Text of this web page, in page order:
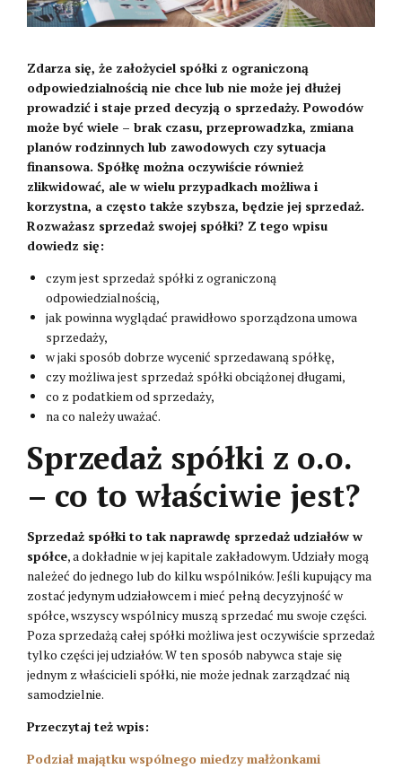
Zdarza się, że założyciel spółki z ograniczoną
odpowiedzialnością nie chce lub nie może jej dłużej
prowadzić i staje przed decyzją o sprzedaży. Powodów
może być wiele – brak czasu, przeprowadzka, zmiana
planów rodzinnych lub zawodowych czy sytuacja
finansowa. Spółkę można oczywiście również
zlikwidować, ale w wielu przypadkach możliwa i
korzystna, a często także szybsza, będzie jej sprzedaż.
Rozważasz sprzedaż swojej spółki? Z tego wpisu
dowiedz się:
czym jest sprzedaż spółki z ograniczoną
odpowiedzialnością,
jak powinna wyglądać prawidłowo sporządzona umowa
sprzedaży,
w jaki sposób dobrze wycenić sprzedawaną spółkę,
czy możliwa jest sprzedaż spółki obciążonej długami,
co z podatkiem od sprzedaży,
na co należy uważać.
Sprzedaż spółki z o.o.
– co to właściwie jest?
Sprzedaż spółki to tak naprawdę sprzedaż udziałów w
spółce, a dokładnie w jej kapitale zakładowym. Udziały mogą
należeć do jednego lub do kilku wspólników. Jeśli kupujący ma
zostać jedynym udziałowcem i mieć pełną decyzyjność w
spółce, wszyscy wspólnicy muszą sprzedać mu swoje części.
Poza sprzedażą całej spółki możliwa jest oczywiście sprzedaż
tylko części jej udziałów. W ten sposób nabywca staje się
jednym z właścicieli spółki, nie może jednak zarządzać nią
samodzielnie.
Przeczytaj też wpis:
Podział majątku wspólnego miedzy małżonkami